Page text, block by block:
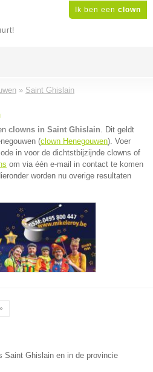
Ik ben een clown
» Saint Ghislain
clowns in Saint Ghislain. Dit geldt
(clown Henegouwen). Voer
in voor de dichtstbijzijnde clowns of
om via één e-mail in contact te komen
worden nu overige resultaten
Saint Ghislain en in de provincie